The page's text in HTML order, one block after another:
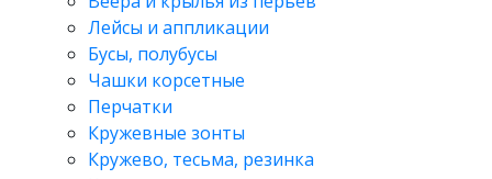
Лейсы и аппликации
Бусы, полубусы
Чашки корсетные
Перчатки
Кружевные зонты
Кружево, тесьма, резинка